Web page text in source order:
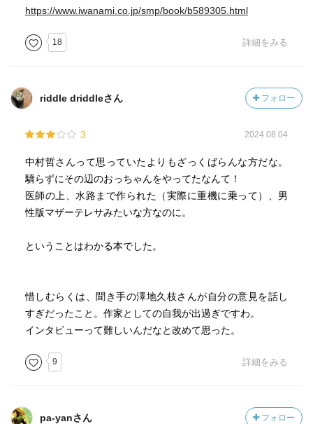
https://www.iwanami.co.jp/smp/book/b589305.html
18 詳細をみる
riddle driddleさん フォロー
3 2024.08.04
中村哲さんって思っていたよりもざっくばらんな方だな。
驕らずにその辺のおっちゃんをやってたなんて！
医師の上、水路まで作られた（実際に重機に乗って）、男
性版マザーテレサみたいな方なのに。
ということはわかる本でした。
惜しむらくは、聞き手の澤地久枝さんが自分の意見を話し
すぎだったこと。作家としての自我が出過ぎですわ。
インタビューって難しいんだなと改めて思った。
9 詳細をみる
pa-yanさん フォロー